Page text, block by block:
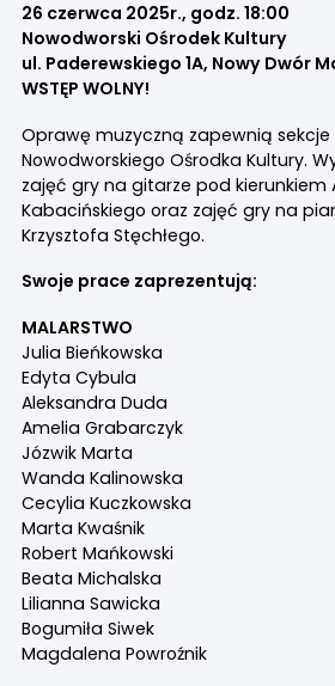
26 czerwca 2025r., godz. 18:00
Nowodworski Ośrodek Kultury
ul. Paderewskiego 1A, Nowy Dwór
WSTĘP WOLNY!
Oprawę muzyczną zapewnią
Nowodworskiego Ośrodka Kultury.
zajęć gry na gitarze pod kierunkiem
Kabacińskiego oraz zajęć gry na
Krzysztofa Stęchłego.
Swoje prace zaprezentują:
MALARSTWO
Julia Bieńkowska
Edyta Cybula
Aleksandra Duda
Amelia Grabarczyk
Józwik Marta
Wanda Kalinowska
Cecylia Kuczkowska
Marta Kwaśnik
Robert Mańkowski
Beata Michalska
Lilianna Sawicka
Bogumiła Siwek
Magdalena Powroźnik